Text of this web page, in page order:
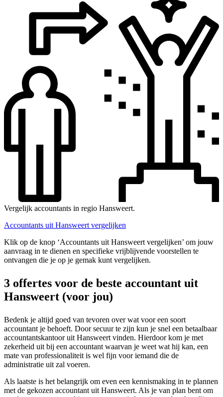
Vergelijk accountants in regio Hansweert.
Accountants uit Hansweert vergelijken
Klik op de knop ‘Accountants uit Hansweert vergelijken’ om jouw
aanvraag in te dienen en specifieke vrijblijvende voorstellen te
ontvangen die je op je gemak kunt vergelijken.
3 offertes voor de beste accountant uit
Hansweert (voor jou)
Bedenk je altijd goed van tevoren over wat voor een soort
accountant je behoeft. Door secuur te zijn kun je snel een betaalbaar
accountantskantoor uit Hansweert vinden. Hierdoor kom je met
zekerheid uit bij een accountant waarvan je weet wat hij kan, een
mate van professionaliteit is wel fijn voor iemand die de
administratie uit zal voeren.
Als laatste is het belangrijk om even een kennismaking in te plannen
met de gekozen accountant uit Hansweert. Als je van plan bent om